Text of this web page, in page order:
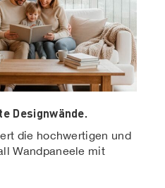
Designwände.
die hochwertigen und
Wandpaneele mit